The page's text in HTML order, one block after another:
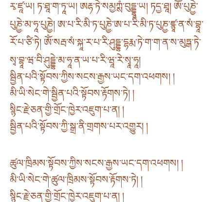
རྭ་ཛཱ་ཡ། ཏ་ཐཱ་ག་ཏཱ་ཡ། ཨརྷ་ཏེ་སམྱཀྶཾ་བུདྡྷཱ་ཡ། ཏདྱ་ཐཱ། ཨོཾ་པུཎྱེ་
པུཎྱེ་མ་ཧཱ་པུཎྱེ། ཨ་པ་རི་མི་ཏ་པུཎྱེ་ཨ་པ་རི་མི་ཏ་པུཎྱ་ཛྙཱ་ན་སཾ་བྷཱ་
རོ་པ་ཙི་ཏེ། ཨོཾ་སརྦ་སཾ་སྐཱ་ར་པ་རི་ཤུདྡྷ་དྷརྨ་ཏེ་ག་ག་ན་ས་མུཏྒ་ཏེ་
སྭ་བྷཱ་ཝ་བི་ཤུདྡྷེ་མ་ཧཱ་ན་ཡ་པ་རི་ཝཱ་རེ་སྭཱ་ཧཱ།
སྦྱིན་པའི་སྟོབས་ཀྱིས་སངས་རྒྱས་ཡང་དག་འཕགས། །
མི་ཡི་སེང་གེ་སྦྱིན་པའི་སྟོབས་རྟོགས་ཏེ། །
སྙིང་རྗེ་ཅན་གྱི་གྲོང་ཁྱེར་འཇུག་པ་ན། །
སྦྱིན་པའི་སྟོབས་ཀྱི་སྒྲ་ནི་གྲགས་པར་འགྱུར། །
ཚུལ་ཁྲིམས་སྟོབས་ཀྱིས་སངས་རྒྱས་ཡང་དག་འཕགས། །
མི་ཡི་སེང་གེ་ཚུལ་ཁྲིམས་སྟོབས་རྟོགས་ཏེ། །
སྙིང་རྗེ་ཅན་གྱི་གྲོང་ཁྱེར་འཇུག་པ་ན། །